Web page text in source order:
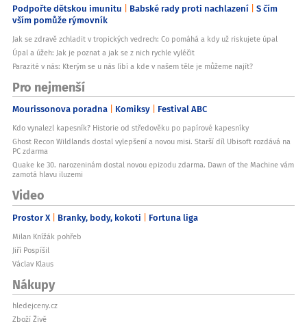
Podpořte dětskou imunitu Babské rady proti nachlazení S čím
vším pomůže rýmovník
Jak se zdravě zchladit v tropických vedrech: Co pomáhá a kdy už riskujete úpal
Úpal a úžeh: Jak je poznat a jak se z nich rychle vyléčit
Parazité v nás: Kterým se u nás líbí a kde v našem těle je můžeme najít?
Pro nejmenší
Mourissonova poradna Komiksy Festival ABC
Kdo vynalezl kapesník? Historie od středověku po papírové kapesníky
Ghost Recon Wildlands dostal vylepšení a novou misi. Starší díl Ubisoft rozdává na
PC zdarma
Quake ke 30. narozeninám dostal novou epizodu zdarma. Dawn of the Machine vám
zamotá hlavu iluzemi
Video
Prostor X Branky, body, kokoti Fortuna liga
Milan Knížák pohřeb
Jiří Pospíšil
Václav Klaus
Nákupy
hledejceny.cz
Zboží Živě